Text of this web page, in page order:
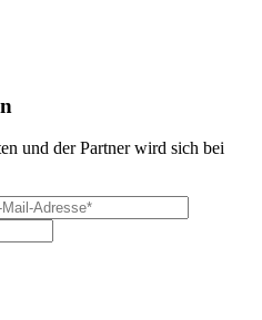
und der Partner wird sich bei